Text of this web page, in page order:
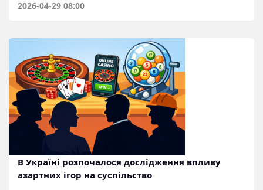
2026-04-29 08:00
В Україні розпочалося дослідження впливу
азартних ігор на суспільство